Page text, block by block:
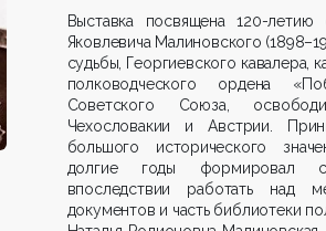
Выставка посвящена 120-
Яковлевича Малиновского
судьбы, Георгиевского кавалера,
полководческого ордена
Советского Союза,
Чехословакии и Австрии.
большого исторического
долгие годы формировал
впоследствии работать над
документов и часть библиотеки